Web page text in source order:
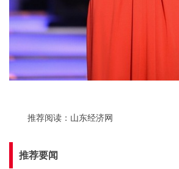
推荐阅读： 山东经济网
推荐要闻